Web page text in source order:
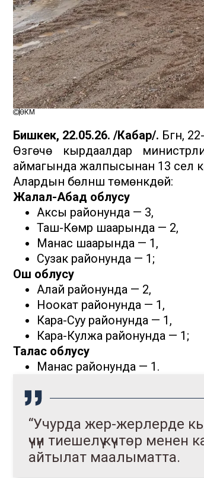
ӨКМ
Бишкек, 22.05.26. /Кабар/. Бүгүн,
Өзгөчө кырдаалдар
аймагында жалпысынан 13 сел
Алардын бөлүнүшү төмөнкүдөй:
Жалал-Абад облусу
Аксы районунда — 3,
Таш-Көмүр шаарында — 2,
Манас шаарында — 1,
Сузак районунда — 1;
Ош облусу
Алай районунда — 2,
Ноокат районунда — 1,
Кара-Суу районунда — 1,
Кара-Кулжа районунда — 1;
Талас облусу
Манас районунда — 1.
“Учурда жер-жерлерде
үчүн тиешелүү күчтөр
айтылат маалыматта.